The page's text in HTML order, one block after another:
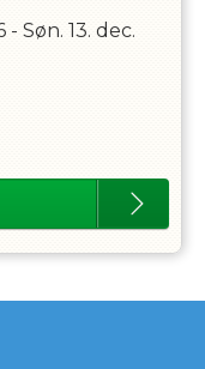
- Søn. 13. dec.